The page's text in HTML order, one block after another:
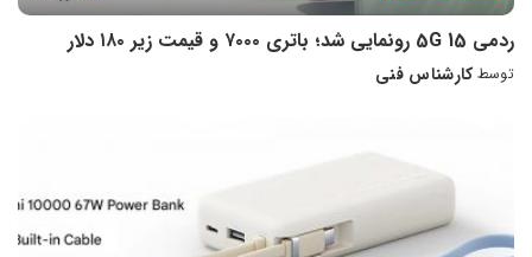
ردمی 15 5G رونمایی شد؛ باتری ۷۰۰۰ و قیمت زیر ۱۸۰ دلار
ارسال
توسطکارشناس فنی